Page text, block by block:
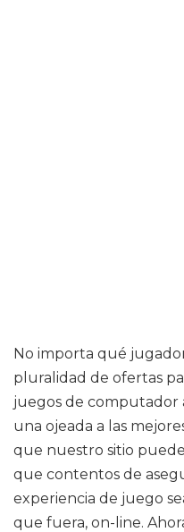
No importa qué
pluralidad de ofertas
juegos de computador
una ojeada a las
que nuestro sitio
que contentos de
experiencia de juego
que fuera, on-line.